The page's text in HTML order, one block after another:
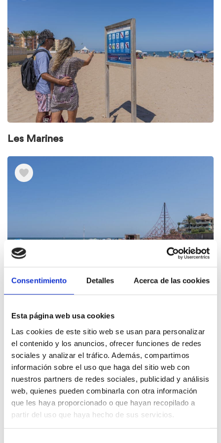
Consentimiento Detalles Acerca de las cookies
Esta página web usa cookies
Las cookies de este sitio web se usan para personalizar
el contenido y los anuncios, ofrecer funciones de redes
sociales y analizar el tráfico. Además, compartimos
información sobre el uso que haga del sitio web con
nuestros partners de redes sociales, publicidad y análisis
web, quienes pueden combinarla con otra información
que les haya proporcionado o que hayan recopilado a
partir del uso que haya hecho de sus servicios.
Les Marines
Les Bovetes